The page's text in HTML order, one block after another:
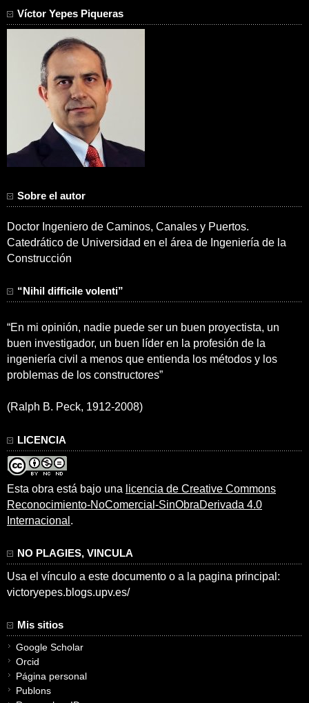
Víctor Yepes Piqueras
Sobre el autor
Doctor Ingeniero de Caminos, Canales y Puertos.
Catedrático de Universidad en el área de Ingeniería de la
Construcción
“Nihil difficile volenti”
“En mi opinión, nadie puede ser un buen proyectista, un
buen investigador, un buen líder en la profesión de la
ingeniería civil a menos que entienda los métodos y los
problemas de los constructores”
(Ralph B. Peck, 1912-2008)
LICENCIA
Esta obra está bajo una licencia de Creative Commons
Reconocimiento-NoComercial-SinObraDerivada 4.0
Internacional .
NO PLAGIES, VINCULA
Usa el vínculo a este documento o a la pagina principal:
victoryepes.blogs.upv.es/
Mis sitios
Google Scholar
Orcid
Página personal
Publons